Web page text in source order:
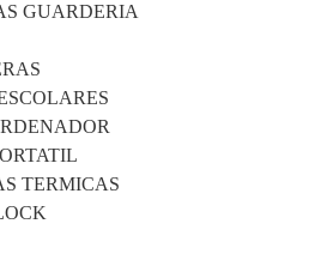
GUARDERIA
TERMICAS